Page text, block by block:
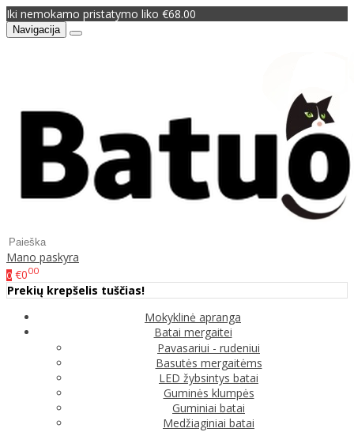
Iki nemokamo pristatymo liko €68.00
Navigacija
Mano paskyra
0 €000
Prekių krepšelis tuščias!
Mokyklinė apranga
Batai mergaitei
Pavasariui - rudeniui
Basutės mergaitėms
LED žybsintys batai
Guminės klumpės
Guminiai batai
Medžiaginiai batai